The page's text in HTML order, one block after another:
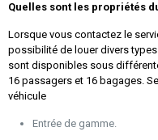
Quelles sont les propriétés
Lorsque vous contactez le
possibilité de louer divers
sont disponibles sous
16 passagers et 16 bagages.
véhicule
Entrée de gamme.